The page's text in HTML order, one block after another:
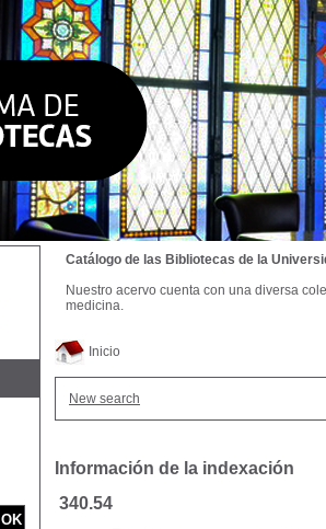
Inicio
New search
Información de la indexación
340.54
Catálogo de las Bibliotecas de la
Nuestro acervo cuenta con una diversa
medicina.